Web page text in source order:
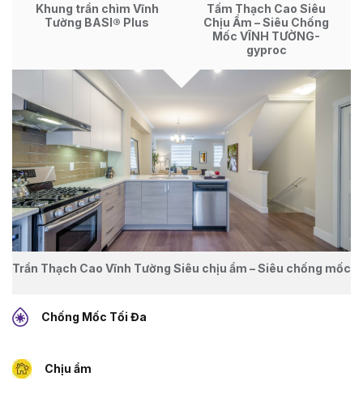
Khung trần chìm Vĩnh
Tường BASI® Plus
Tấm Thạch Cao Siêu
Chịu Ẩm – Siêu Chống
Mốc VĨNH TƯỜNG-
gyproc
Trần Thạch Cao Vĩnh Tường Siêu chịu ẩm – Siêu chống mốc
Chống Mốc Tối Đa
Chịu ẩm